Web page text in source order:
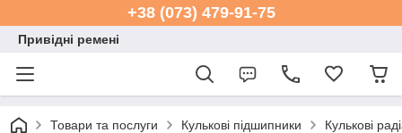
+38 (073) 479-91-75
Привідні ремені
Товари та послуги Кулькові підшипники Кулькові